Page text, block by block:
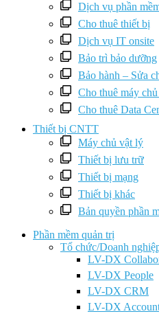
Dịch vụ phần
Cho thuê thiết bị
Dịch vụ IT onsite
Bảo trì bảo dưỡng
Bảo hành – Sửa
Cho thuê máy
Cho thuê Data
Thiết bị CNTT
Máy chủ vật lý
Thiết bị lưu trữ
Thiết bị mạng
Thiết bị khác
Bản quyền phần
Phần mềm quản trị
Tổ chức/Doanh
LV-DX
LV-DX People
LV-DX CRM
LV-DX